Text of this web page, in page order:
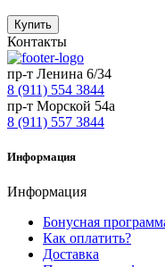
Купить
Контакты
пр-т Ленина 6/34
8 (911) 554 3844
пр-т Морской 54а
8 (911) 557 3844
Информация
Информация
Бонусная
Как оплатить?
Доставка